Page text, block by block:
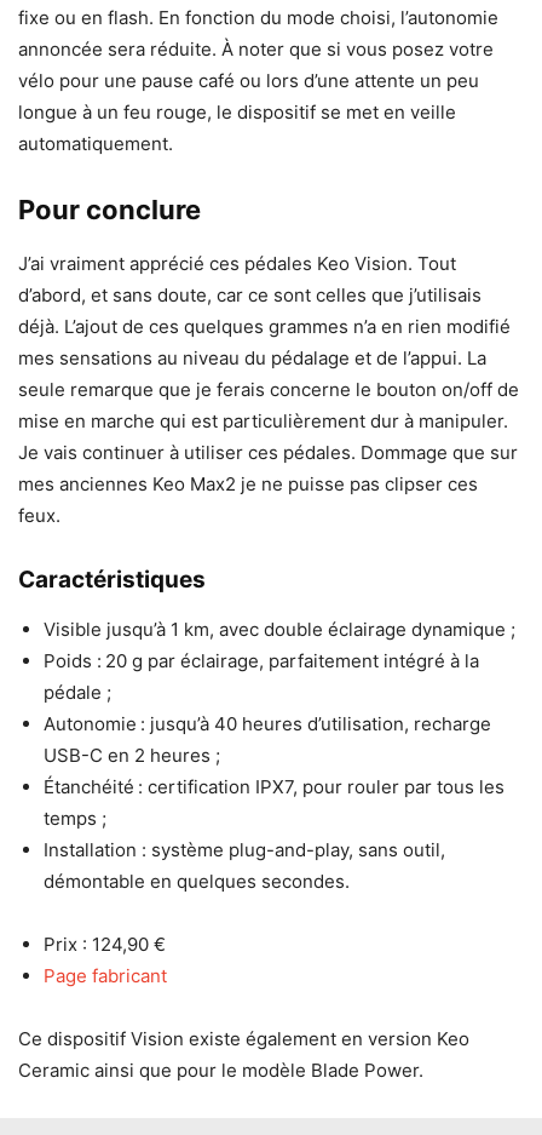
fixe ou en flash. En fonction du mode choisi, l’autonomie
annoncée sera réduite. À noter que si vous posez votre
vélo pour une pause café ou lors d’une attente un peu
longue à un feu rouge, le dispositif se met en veille
automatiquement.
Pour conclure
J’ai vraiment apprécié ces pédales Keo Vision. Tout
d’abord, et sans doute, car ce sont celles que j’utilisais
déjà. L’ajout de ces quelques grammes n’a en rien modifié
mes sensations au niveau du pédalage et de l’appui. La
seule remarque que je ferais concerne le bouton on/off de
mise en marche qui est particulièrement dur à manipuler.
Je vais continuer à utiliser ces pédales. Dommage que sur
mes anciennes Keo Max2 je ne puisse pas clipser ces
feux.
Caractéristiques
Visible jusqu’à 1 km, avec double éclairage dynamique ;
Poids : 20 g par éclairage, parfaitement intégré à la
pédale ;
Autonomie : jusqu’à 40 heures d’utilisation, recharge
USB-C en 2 heures ;
Étanchéité : certification IPX7, pour rouler par tous les
temps ;
Installation : système plug-and-play, sans outil,
démontable en quelques secondes.
Prix : 124,90 €
Page fabricant
Ce dispositif Vision existe également en version Keo
Ceramic ainsi que pour le modèle Blade Power.